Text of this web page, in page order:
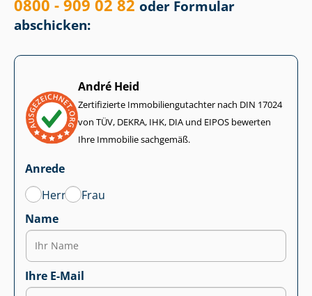
0800 - 909 02 82 oder Formular
abschicken:
André Heid
Zertifizierte Im­mo­bi­li­en­gut­ach­ter nach DIN 17024
von TÜV, DEKRA, IHK, DIA und EIPOS bewerten
Ihre Immobilie sachgemäß.
Anrede
Herr
Frau
Name
Ihre E-Mail